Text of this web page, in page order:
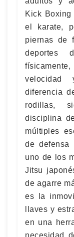
Kick
el karate,
piernas de
deportes
velocidad
diferencia
rodillas,
disciplina
múltiples
de defensa
uno de los
Jitsu
de agarre
es la
llaves y
en una
necesidad